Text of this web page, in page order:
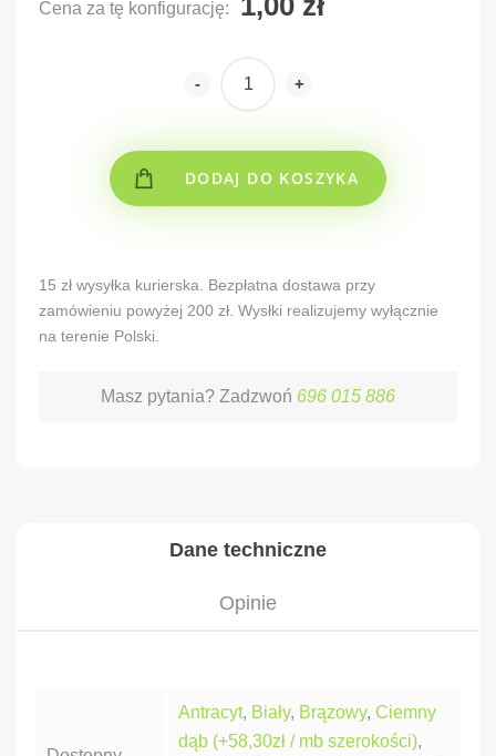
Cena za tę konfigurację:
- +
DODAJ DO KOSZYKA
15 zł wysyłka kurierska. Bezpłatna dostawa przy
zamówieniu powyżej 200 zł. Wysłki realizujemy wyłącznie
na terenie Polski.
Masz pytania? Zadzwoń 696 015 886
Dane techniczne
Opinie
Antracyt, Biały, Brązowy, Ciemny
dąb (+58,30zł / mb szerokości),